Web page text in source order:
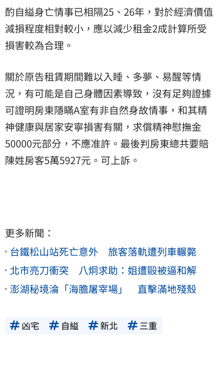
酌自縊身亡情事已相隔25、26年，對於經濟價值
減損程度相對較小，應以減少租金2成計算所受
損害較為合理。
關於原告租賃期間難以入睡、多夢、易醒等情
況，有可能是自己身體因素導致，沒有足夠證據
可證明房東隱瞞A室有非自然身故情事，和其精
神健康與居家安寧損害有關，求償精神慰撫金
50000元部分，不應准許。最後判房東總共要賠
陳姓房客5萬5927元。可上訴。
更多新聞：
台鐵松山站死亡意外 旅客落軌遭列車輾斃
北市亮刀衝突 八炯求助：姐遭毆被逼和解
澎湖秘境淪「海膽屠宰場」 直擊滿地殘殼
凶宅 自縊 新北 三重